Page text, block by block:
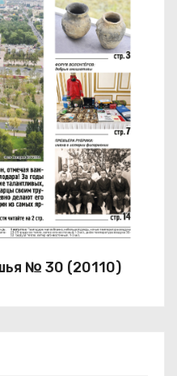
№ 30 (20110)